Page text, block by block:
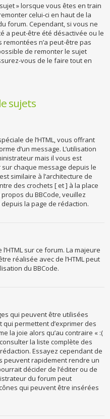
» lorsque vous êtes en train
celui-ci en haut de la
forum. Cependant, si vous ne
a peut-être été désactivée ou le
n’a peut-être pas
de remonter le sujet
vous de le faire tout en
sujets
de l’HTML, vous offrant
d’un message. L’utilisation
mais il vous est
chaque message depuis le
similaire à l’architecture de
des crochets [ et ] à la place
du BBCode, veuillez
la page de rédaction.
sur ce forum. La majeure
réalisée avec de l’HTML peut
du BBCode.
qui peuvent être utilisées
qui permettent d’exprimer des
la joie alors qu’au contraire « :(
la liste complète des
Essayez cependant de
peuvent rapidement rendre un
décider de l’éditer ou de
du forum peut
qui peuvent être insérées